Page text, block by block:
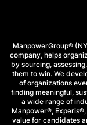
ManpowerGroup®
company, helps
by sourcing,
them to win. We
of organizations
finding meaningful,
a wide range of
Manpower®,
value for candidates